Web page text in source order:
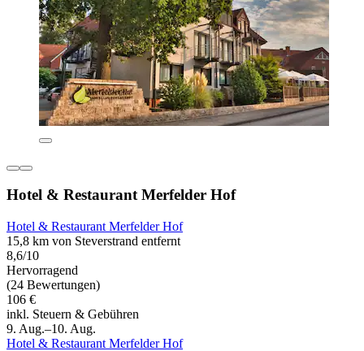
Hotel & Restaurant Merfelder Hof
Hotel & Restaurant Merfelder Hof
15,8 km von Steverstrand entfernt
8,6/10
Hervorragend
(24 Bewertungen)
106 €
inkl. Steuern & Gebühren
9. Aug.–10. Aug.
Hotel & Restaurant Merfelder Hof